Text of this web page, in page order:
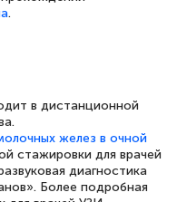
онлайн, мне
все детали.
.
в дистанционной
желез в очной
стажировки для врачей
диагностика
Более подробная